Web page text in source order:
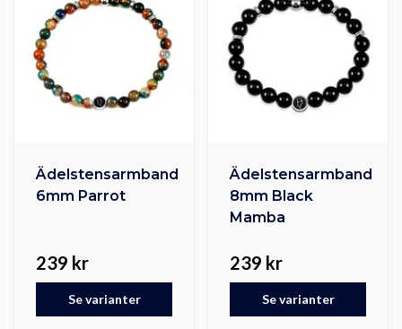
Ädelstensarmband
6mm Parrot
239 kr
Se varianter
Ädelstensarmband
8mm Black
Mamba
239 kr
Se varianter